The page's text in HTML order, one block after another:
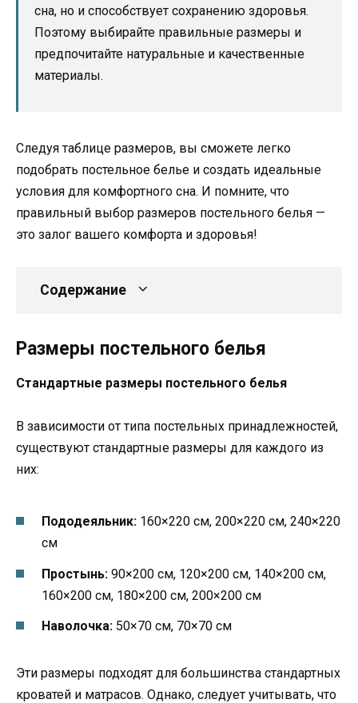
сна, но и способствует сохранению здоровья.
Поэтому выбирайте правильные размеры и
предпочитайте натуральные и качественные
материалы.
Следуя таблице размеров, вы сможете легко
подобрать постельное белье и создать идеальные
условия для комфортного сна. И помните, что
правильный выбор размеров постельного белья —
это залог вашего комфорта и здоровья!
Содержание
Размеры постельного белья
Стандартные размеры постельного белья
В зависимости от типа постельных принадлежностей,
существуют стандартные размеры для каждого из
них:
Пододеяльник: 160×220 см, 200×220 см, 240×220
см
Простынь: 90×200 см, 120×200 см, 140×200 см,
160×200 см, 180×200 см, 200×200 см
Наволочка: 50×70 см, 70×70 см
Эти размеры подходят для большинства стандартных
кроватей и матрасов. Однако, следует учитывать, что